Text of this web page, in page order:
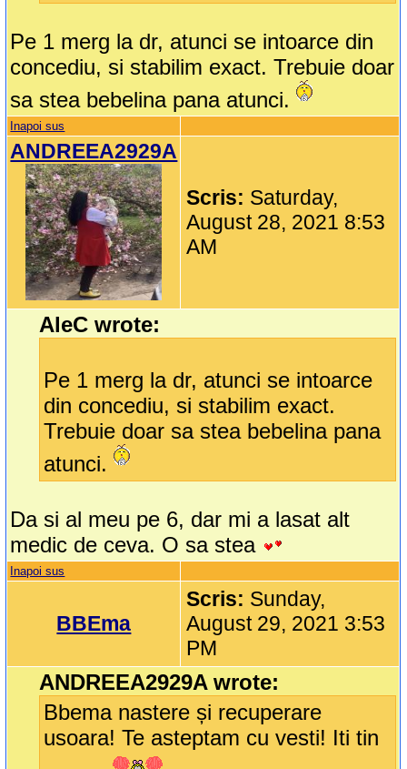
Pe 1 merg la dr, atunci se intoarce din
concediu, si stabilim exact. Trebuie doar
sa stea bebelina pana atunci.
Inapoi sus
ANDREEA2929A
Scris: Saturday,
August 28, 2021 8:53
AM
AleC wrote:
Pe 1 merg la dr, atunci se intoarce
din concediu, si stabilim exact.
Trebuie doar sa stea bebelina pana
atunci.
Da si al meu pe 6, dar mi a lasat alt
medic de ceva. O sa stea
Inapoi sus
BBEma
Scris: Sunday,
August 29, 2021 3:53
PM
ANDREEA2929A wrote:
Bbema nastere și recuperare
usoara! Te asteptam cu vesti! Iti tin